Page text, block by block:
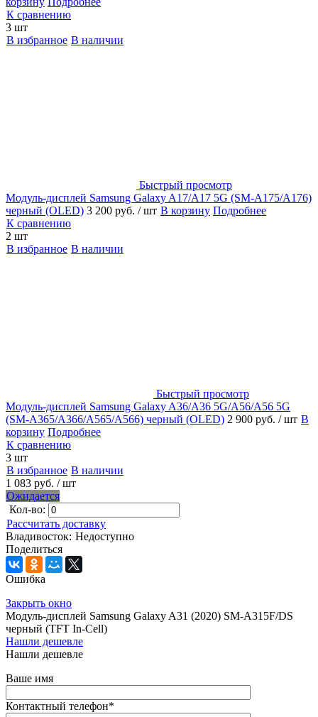
К сравнению
3 шт
В избранное В наличии
Быстрый просмотр
Модуль-дисплей Samsung Galaxy A17/A17 5G (SM-A175/A176)
черный (OLED) 3 200 руб. / шт В корзину Подробнее
К сравнению
2 шт
В избранное В наличии
Быстрый просмотр
Модуль-дисплей Samsung Galaxy A36/A36 5G/A56/A56 5G
(SM-A365/A366/A565/A566) черный (OLED) 2 900 руб. / шт В
корзину Подробнее
К сравнению
3 шт
В избранное В наличии
1 083 руб. / шт
Ожидается
Кол-во:
Рассчитать доставку
Владивосток: Недоступно
Поделиться
Ошибка
Закрыть окно
Модуль-дисплей Samsung Galaxy A31 (2020) SM-A315F/DS
черный (TFT In-Cell)
Нашли дешевле
Нашли дешевле
Ваше имя
Контактный телефон*